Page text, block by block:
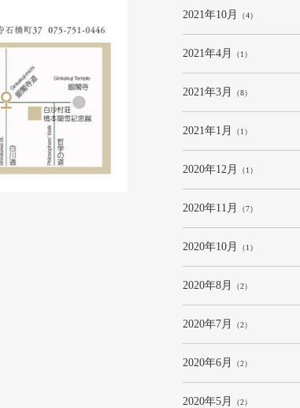
2021年10月 （4）
2021年4月 （1）
2021年3月 （8）
2021年1月 （1）
2020年12月 （1）
2020年11月 （7）
2020年10月 （1）
2020年8月 （2）
2020年7月 （2）
2020年6月 （2）
2020年5月 （2）